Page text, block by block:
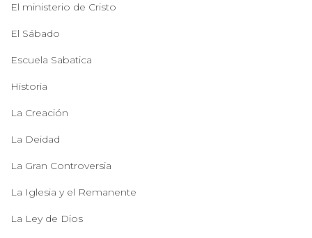
El ministerio de Cristo
El Sábado
Escuela Sabatica
Historia
La Creación
La Deidad
La Gran Controversia
La Iglesia y el Remanente
La Ley de Dios